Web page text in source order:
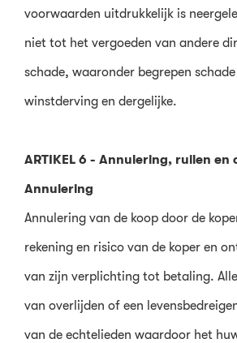
voorwaarden uitdrukkelijk is
niet tot het vergoeden van andere
schade, waaronder begrepen
winstderving en dergelijke.
ARTIKEL 6 - Annulering, ruilen en
Annulering
Annulering van de koop door de
rekening en risico van de koper en
van zijn verplichting tot betaling.
van overlijden of een
van de echtelieden waardoor het